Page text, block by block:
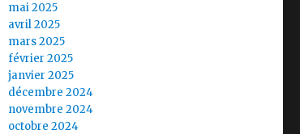
mai 2025
avril 2025
mars 2025
février 2025
janvier 2025
décembre 2024
novembre 2024
octobre 2024